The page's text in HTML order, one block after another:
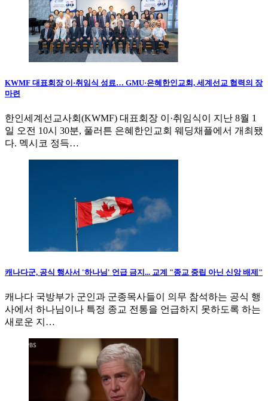
KWMF 대표회장 이·취임식 성료… GMU·은혜한인교회, 세계선교 협력의 장
마련
한인세계선교사회(KWMF) 대표회장 이·취임식이 지난 8월 1
일 오전 10시 30분, 풀러튼 은혜한인교회 웨딩채플에서 개최됐
다. 멕시코 정득…
캐나다군, 공식 행사서 '하나님' 언급 금지... 교계 "종교 중립 아닌 신앙 배제"
캐나다 국방부가 군인과 군종목사들이 의무 참석하는 공식 행
사에서 하나님이나 특정 종교 전통을 언급하지 못하도록 하는
새로운 지…